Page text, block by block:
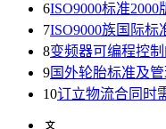
6ISO9000标准2000
7ISO9000族国际标
8变频器可编程控
9国外轮胎标准及
10订立物流合同时